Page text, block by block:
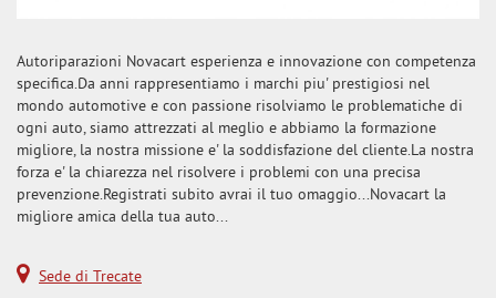
Autoriparazioni Novacart esperienza e innovazione con competenza
specifica.Da anni rappresentiamo i marchi piu' prestigiosi nel
mondo automotive e con passione risolviamo le problematiche di
ogni auto, siamo attrezzati al meglio e abbiamo la formazione
migliore, la nostra missione e' la soddisfazione del cliente.La nostra
forza e' la chiarezza nel risolvere i problemi con una precisa
prevenzione.Registrati subito avrai il tuo omaggio...Novacart la
migliore amica della tua auto...
Sede di Trecate